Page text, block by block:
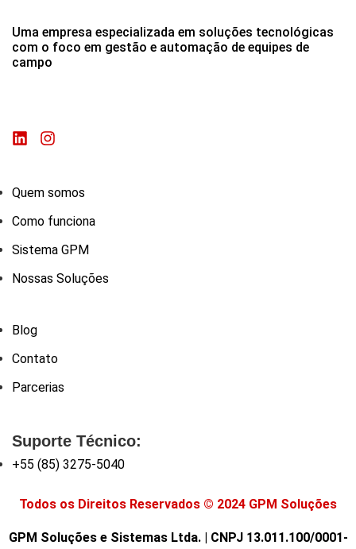
Uma empresa especializada em soluções tecnológicas
com o foco em gestão e automação de equipes de
campo
Quem somos
Como funciona
Sistema GPM
Nossas Soluções
Blog
Contato
Parcerias
Suporte Técnico:
+55 (85) 3275-5040
Todos os Direitos Reservados © 2024 GPM Soluções
GPM Soluções e Sistemas Ltda. | CNPJ 13.011.100/0001-